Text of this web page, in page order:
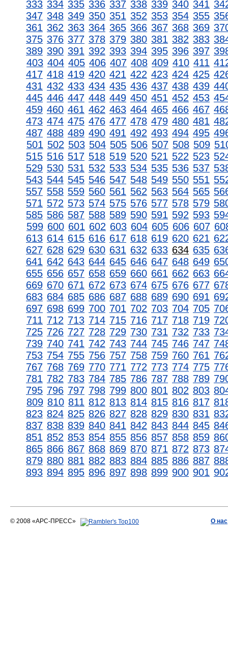
333 334 335 336 337 338 339 340 341
347 348 349 350 351 352 353 354 355
361 362 363 364 365 366 367 368 369
375 376 377 378 379 380 381 382 383
389 390 391 392 393 394 395 396 397
403 404 405 406 407 408 409 410 411
417 418 419 420 421 422 423 424 425
431 432 433 434 435 436 437 438 439
445 446 447 448 449 450 451 452 453
459 460 461 462 463 464 465 466 467
473 474 475 476 477 478 479 480 481
487 488 489 490 491 492 493 494 495
501 502 503 504 505 506 507 508 509
515 516 517 518 519 520 521 522 523
529 530 531 532 533 534 535 536 537
543 544 545 546 547 548 549 550 551
557 558 559 560 561 562 563 564 565
571 572 573 574 575 576 577 578 579
585 586 587 588 589 590 591 592 593
599 600 601 602 603 604 605 606 607
613 614 615 616 617 618 619 620 621
627 628 629 630 631 632 633 634 635
641 642 643 644 645 646 647 648 649
655 656 657 658 659 660 661 662 663
669 670 671 672 673 674 675 676 677
683 684 685 686 687 688 689 690 691
697 698 699 700 701 702 703 704 705
711 712 713 714 715 716 717 718 719
725 726 727 728 729 730 731 732 733
739 740 741 742 743 744 745 746 747
753 754 755 756 757 758 759 760 761
767 768 769 770 771 772 773 774 775
781 782 783 784 785 786 787 788 789
795 796 797 798 799 800 801 802 803
809 810 811 812 813 814 815 816 817
823 824 825 826 827 828 829 830 831
837 838 839 840 841 842 843 844 845
851 852 853 854 855 856 857 858 859
865 866 867 868 869 870 871 872 873
879 880 881 882 883 884 885 886 887
893 894 895 896 897 898 899 900 901
© 2008 «АРС-ПРЕСС» О нас